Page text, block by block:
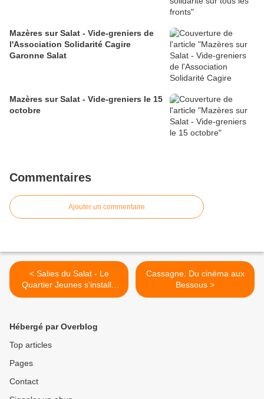
Mazères sur Salat - Vide-greniers de
l'Association Solidarité Cagire
Garonne Salat
Mazères sur Salat - Vide-greniers le 15
octobre
Commentaires
Ajouter un commentaire
< Salies du Salat - Le
Quartier Jeunes s'installe
dans vos communes
Cassagne. Du cinéma aux
Bessous >
Hébergé par Overblog
Top articles
Pages
Contact